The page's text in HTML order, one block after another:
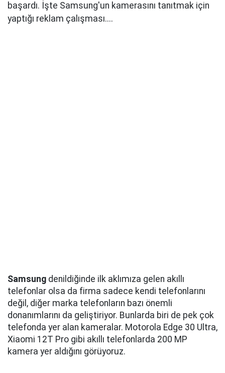
başardı. İşte Samsung'un kamerasını tanıtmak için
yaptığı reklam çalışması....
Samsung denildiğinde ilk aklımıza gelen akıllı
telefonlar olsa da firma sadece kendi telefonlarını
değil, diğer marka telefonların bazı önemli
donanımlarını da geliştiriyor. Bunlarda biri de pek çok
telefonda yer alan kameralar. Motorola Edge 30 Ultra,
Xiaomi 12T Pro gibi akıllı telefonlarda 200 MP
kamera yer aldığını görüyoruz.